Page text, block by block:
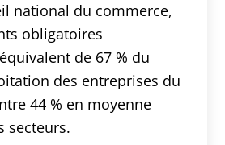
national du commerce,
obligatoires
de 67 % du
des entreprises du
44 % en moyenne
secteurs.